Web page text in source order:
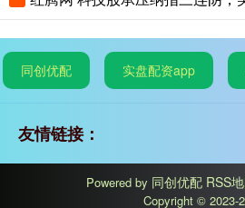
同创优配 实盘配资app
友情链接：
Powered by 同创优配 RSS
Copyright © 2023-